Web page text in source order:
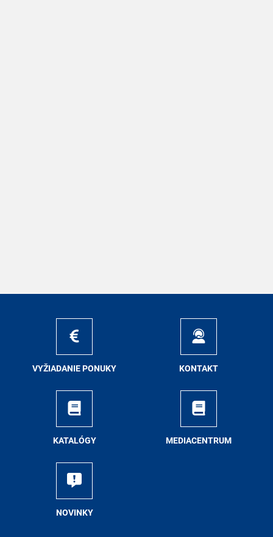
VY­ŽIA­DA­NIE PO­NU­KY KON­TAKT
KA­TA­LÓ­GY ME­DIA­CEN­TRUM
NO­VIN­KY